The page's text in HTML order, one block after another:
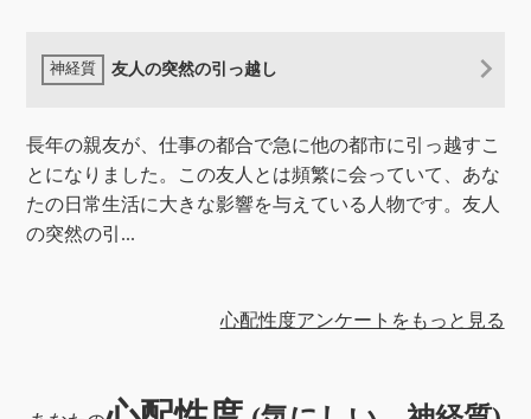
友人の突然の引っ越し
長年の親友が、仕事の都合で急に他の都市に引っ越すこ
とになりました。この友人とは頻繁に会っていて、あな
たの日常生活に大きな影響を与えている人物です。友人
の突然の引...
心配性度アンケートをもっと見る